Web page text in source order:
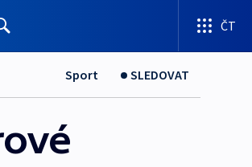
ČT
Sport SLEDOVAT